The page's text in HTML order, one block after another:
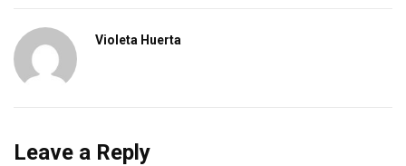
Violeta Huerta
Leave a Reply